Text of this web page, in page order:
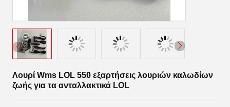
Λουρί Wms LOL 550 εξαρτήσεις λουριών καλωδίων
ζωής για τα ανταλλακτικά LOL